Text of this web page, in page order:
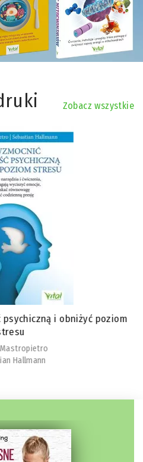
Zobacz wszystkie
psychiczną i obniżyć poziom
Hallmann